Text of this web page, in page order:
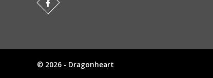
© 2026 - Dragonheart